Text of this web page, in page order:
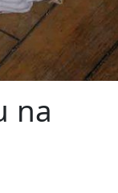
na